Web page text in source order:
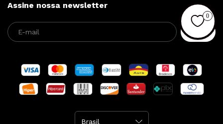
Assine nossa newsletter
0